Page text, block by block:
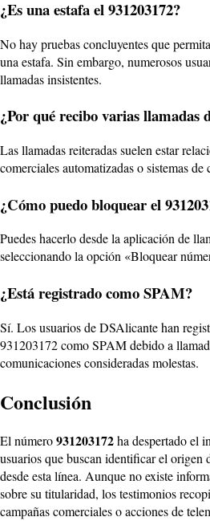
¿Es una estafa el 931203172?
No hay pruebas concluyentes que
una estafa. Sin embargo, numerosos
llamadas insistentes.
¿Por qué recibo varias llamadas
Las llamadas reiteradas suelen estar
comerciales automatizadas o sistemas de
¿Cómo puedo bloquear el
Puedes hacerlo desde la aplicación de
seleccionando la opción «Bloquear
¿Está registrado como SPAM?
Sí. Los usuarios de DSAlicante han
931203172 como SPAM debido a
comunicaciones consideradas molestas.
Conclusión
El número931203172ha despertado el
usuarios que buscan identificar el origen
desde esta línea. Aunque no existe
sobre su titularidad, los testimonios
campañas comerciales o acciones de